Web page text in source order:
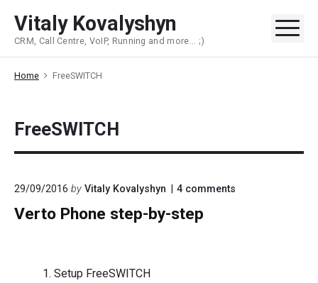
content
Vitaly Kovalyshyn
CRM, Call Centre, VoIP, Running and more... ;)
Home FreeSWITCH
FreeSWITCH
29/09/2016 by Vitaly Kovalyshyn 4 comments
Verto Phone step-by-step
Setup FreeSWITCH